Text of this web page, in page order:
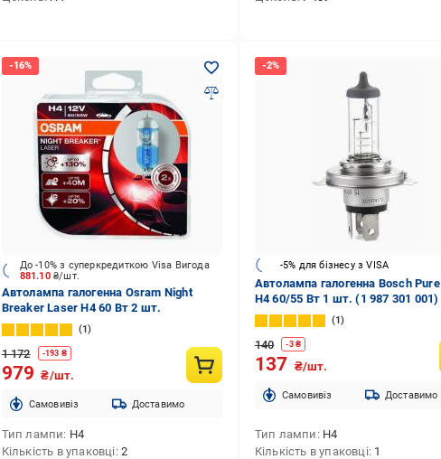
881.10₴/шт.
До -10% з суперкредиткою Visa Вигода
Автолампа галогенна Osram Night
Breaker Laser H4 60 Вт 2 шт.
1
1 172 -193 ₴
979 ₴/шт.
Cамовивіз Доставимо
Тип лампи H4
Кількість в упаковці 2
-5% для бізнесу з VISA
Автолампа галогенна Bosch
H4 60/55 Вт 1 шт. (1 987 301 001)
1
140 -3₴
137 ₴/шт.
Cамовивіз Доставимо
Тип лампи H4
Кількість в упаковці 1